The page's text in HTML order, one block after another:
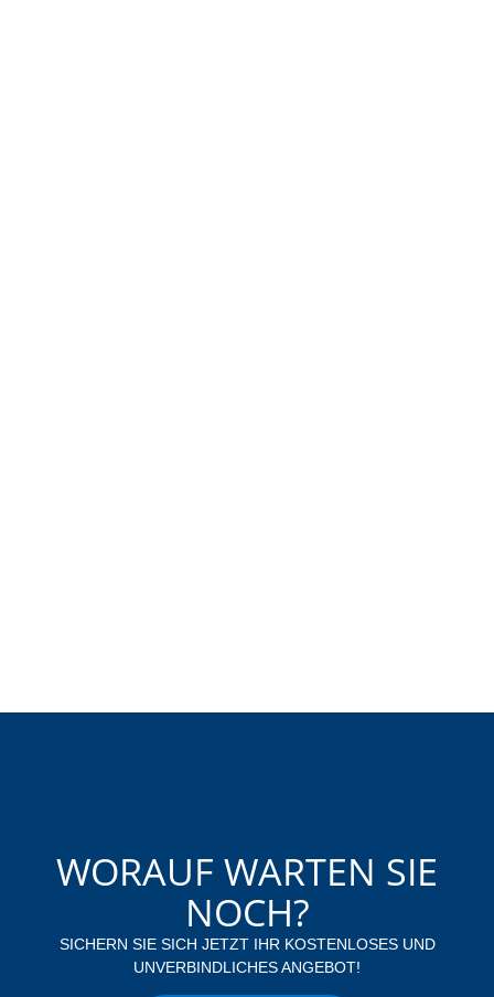
WORAUF WARTEN SIE
NOCH?
SICHERN SIE SICH JETZT IHR KOSTENLOSES UND
UNVERBINDLICHES ANGEBOT!